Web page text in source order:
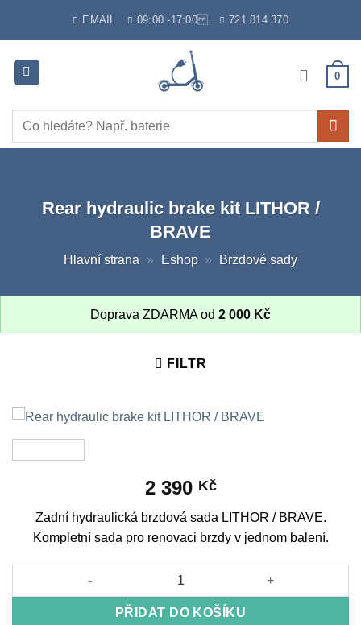
EMAIL 09:00 -17:00 721 814 370
0
Hledat:
Rear hydraulic brake kit LITHOR /
BRAVE
Hlavní strana » Eshop » Brzdové sady
Doprava ZDARMA od 2 000 Kč
FILTR
2 390 Kč
Zadní hydraulická brzdová sada LITHOR / BRAVE.
Kompletní sada pro renovaci brzdy v jednom balení.
Rear hydraulic brake kit LITHOR / BRAVE množství
PŘIDAT DO KOŠÍKU